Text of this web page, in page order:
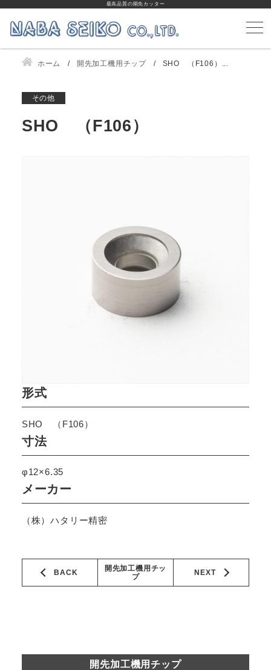
最高品質の開先カッター
ホーム 開先加工機用チップ SHO （F106）...
その他
SHO （F106）
形式
SHO （F106）
寸法
φ12×6.35
メーカー
（株）ハタリー精密
BACK NEXT
開先加工機用チッ
プ
開先加工機用チップ